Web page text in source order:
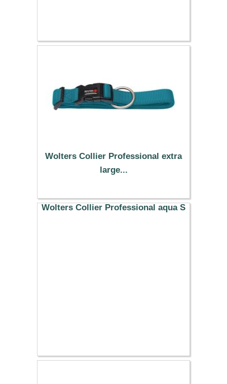
Wolters Collier Professional extra
large...
15.19 €
Wolters Collier Professional aqua S